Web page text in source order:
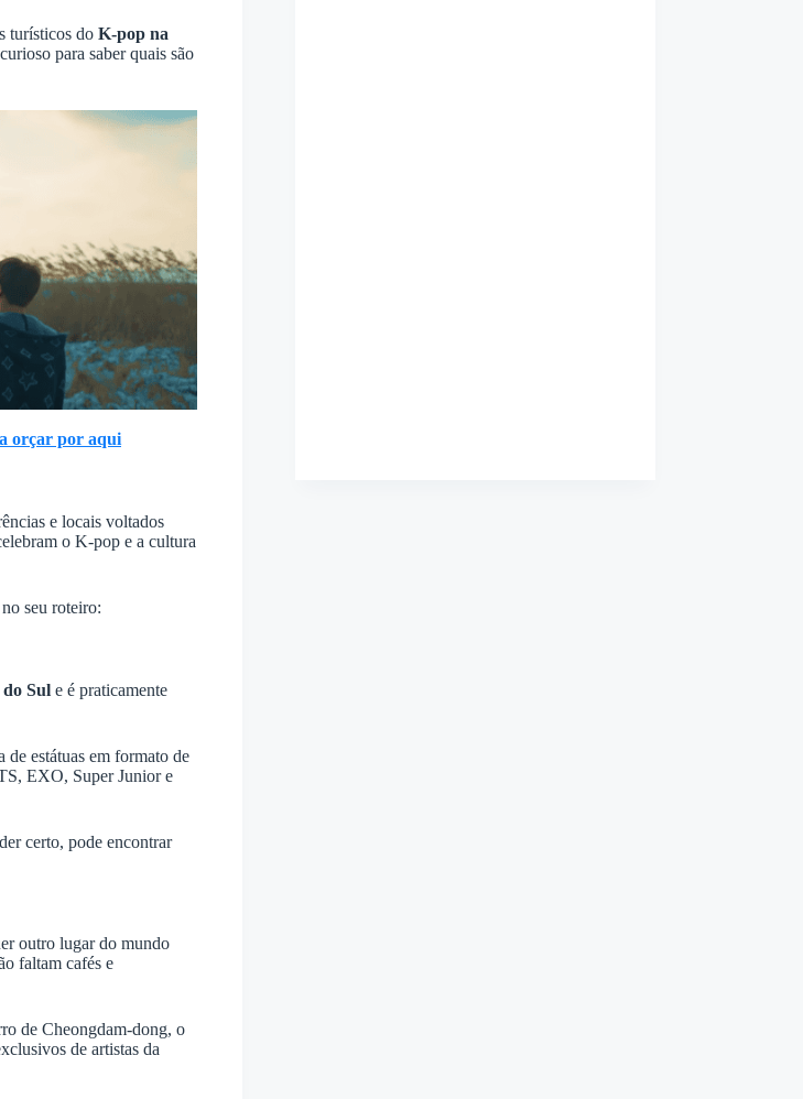
turísticos do K-pop na
para saber quais são
orçar por aqui
e locais voltados
o K-pop e a cultura
seu roteiro:
Sul e é praticamente
estátuas em formato de
EXO, Super Junior e
certo, pode encontrar
outro lugar do mundo
faltam cafés e
de Cheongdam-dong, o
de artistas da